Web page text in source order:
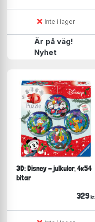
Inte i lager
Är på väg!
Nyhet
3D: Disney - julkulor, 4x54
bitar
329 kr.